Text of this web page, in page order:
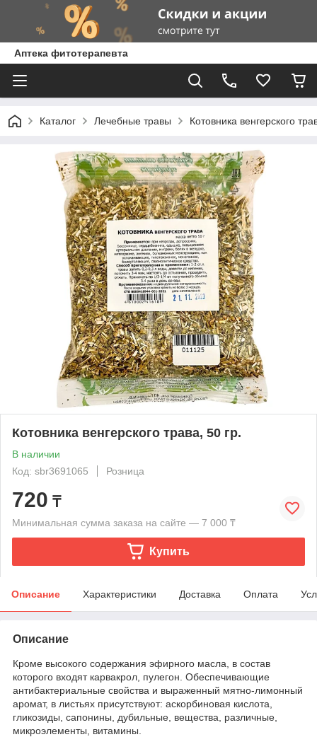
Аптека фитотерапевта
Каталог Лечебные травы Котовника венгерского
Котовника венгерского трава, 50 гр.
В наличии
Код: sbr3691065
Розница
720 ₸
Минимальная сумма заказа на сайте — 7 000 ₸
Купить
Описание Характеристики Доставка Оплата
Описание
Кроме высокого содержания эфирного масла, в состав
которого входят карвакрол, пулегон. Обеспечивающие
антибактериальные свойства и выраженный мятно-лимонный
аромат, в листьях присутствуют: аскорбиновая кислота,
гликозиды, сапонины, дубильные, вещества, различные,
микроэлементы, витамины.